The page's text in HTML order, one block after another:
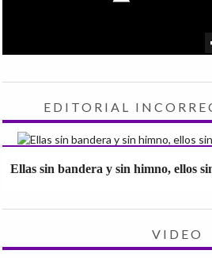
EDITORIAL
Ellas sin bandera y sin himno, ellos
VIDEO